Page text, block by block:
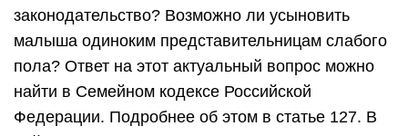
законодательство? Возможно ли усыновить
малыша одиноким представительницам слабого
пола? Ответ на этот актуальный вопрос можно
найти в Семейном кодексе Российской
Федерации. Подробнее об этом в статье 127. В